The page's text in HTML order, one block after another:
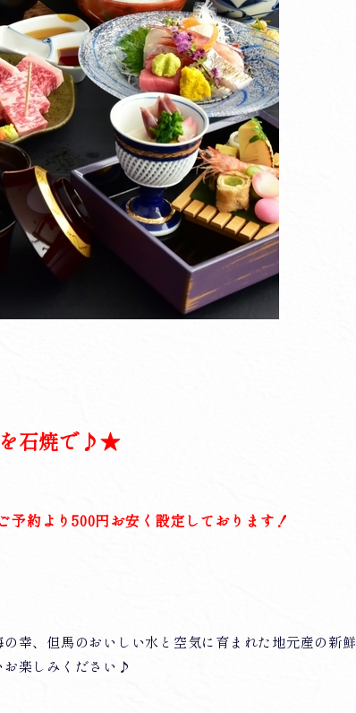
石焼で♪★
予約より500円お安く設定しております！
幸、但馬のおいしい水と空気に育まれた地元産の新鮮
お楽しみください♪